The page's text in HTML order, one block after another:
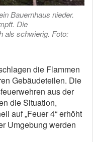
Bauernhaus nieder.
Die
als schwierig. Foto:
die Flammen
Gebäudeteilen. Die
aus der
die Situation,
auf „Feuer 4“ erhöht
Umgebung werden